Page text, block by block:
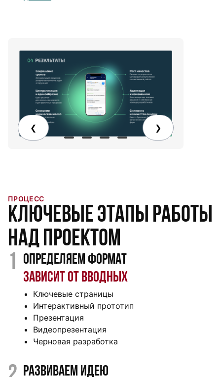
Особенности
❮ ❯
ПРОЦЕСС
Ключевые этапы работы
над проектом
1 Определяем формат
Зависит от вводных
Ключевые страницы
Интерактивный прототип
Презентация
Видеопрезентация
Черновая разработка
Развиваем идею